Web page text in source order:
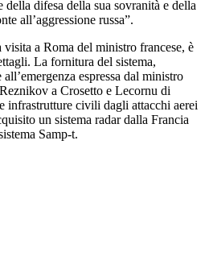
della difesa della sua sovranità e della
all’aggressione russa”.
visita a Roma del ministro francese, è
La fornitura del sistema,
espressa dal ministro
a Crosetto e Lecornu di
infrastrutture civili dagli attacchi aerei
un sistema radar dalla Francia
Samp-t.